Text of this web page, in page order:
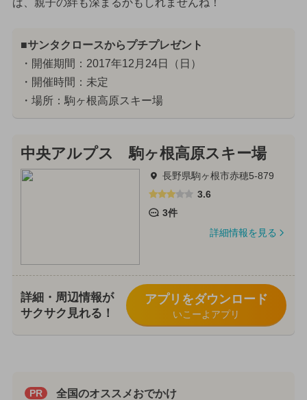
■サンタクロースからプチプレゼント
・開催期間：2017年12月24日（日）
・開催時間：未定
・場所：駒ヶ根高原スキー場
中央アルプス 駒ヶ根高原スキー場
長野県駒ヶ根市赤穂5-879
3.6
3件
詳細情報を見る
詳細・周辺情報が
サクサク見れる！
アプリをダウンロード
いこーよアプリ
PR 全国のオススメおでかけ